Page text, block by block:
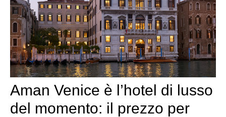
Aman Venice è l’hotel di lusso
del momento: il prezzo per